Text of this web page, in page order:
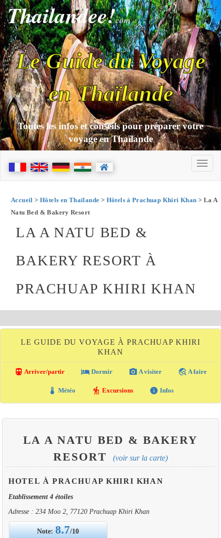
Thailandee!com
Le Guide du Voyage
en Thaïlande
Toutes les infos et conseils pour préparer votre
voyage en Thaïlande
Accueil > Hôtels en Thaïlande > Hôtels à Prachuap Khiri Khan > La A
Natu Bed & Bakery Resort
LA A NATU BED &
BAKERY RESORT À
PRACHUAP KHIRI KHAN
LE GUIDE DU VOYAGE À PRACHUAP KHIRI
KHAN
directions_transit Arriver/partir local_hotel Dormir photo_camera A visiter travel_explore A faire
thermostat Météo hiking Excursions info Infos
LA A NATU BED & BAKERY
RESORT
(voir sur la carte)
HOTEL À PRACHUAP KHIRI KHAN
Etablissement 4 étoiles
Adresse : 234 Moo 2, 77120 Prachuap Khiri Khan
Note:8.7/10